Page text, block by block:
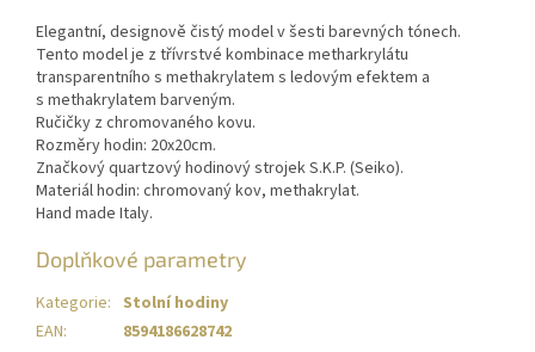
Elegantní, designově čistý model v šesti barevných tónech.
Tento model je z třívrstvé kombinace metharkrylátu
transparentního s methakrylatem s ledovým efektem a
s methakrylatem barveným.
Ručičky z chromovaného kovu.
Rozměry hodin: 20x20cm.
Značkový quartzový hodinový strojek S.K.P. (Seiko).
Materiál hodin: chromovaný kov, methakrylat.
Hand made Italy.
Doplňkové parametry
Kategorie: Stolní hodiny
EAN: 8594186628742